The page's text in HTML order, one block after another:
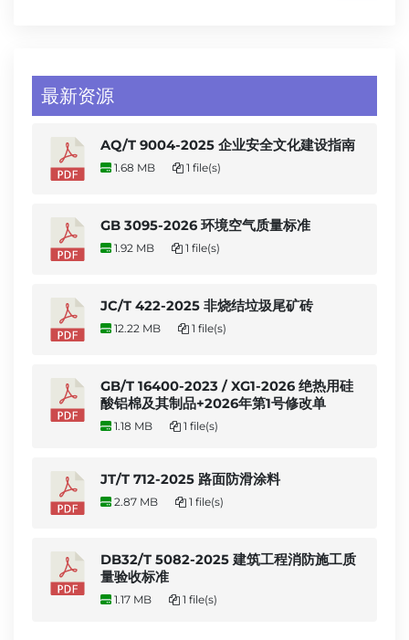
最新资源
AQ/T 9004-2025 企业安全文化建设指南
1.68 MB 1 file(s)
GB 3095-2026 环境空气质量标准
1.92 MB 1 file(s)
JC/T 422-2025 非烧结垃圾尾矿砖
12.22 MB 1 file(s)
GB/T 16400-2023 / XG1-2026 绝热用硅
酸铝棉及其制品+2026年第1号修改单
1.18 MB 1 file(s)
JT/T 712-2025 路面防滑涂料
2.87 MB 1 file(s)
DB32/T 5082-2025 建筑工程消防施工质
量验收标准
1.17 MB 1 file(s)